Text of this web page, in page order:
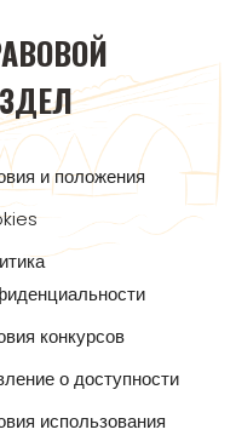
и положения
конкурсов
о доступности
использования